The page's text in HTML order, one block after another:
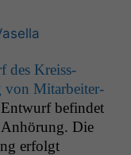
des Kreiss­
von Mitar­beit­er­
befind­et
Die
erfol­gt